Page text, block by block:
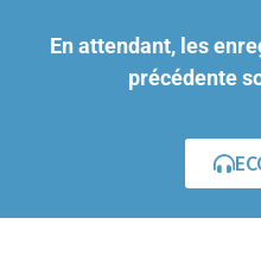
En attendant, les
précédente